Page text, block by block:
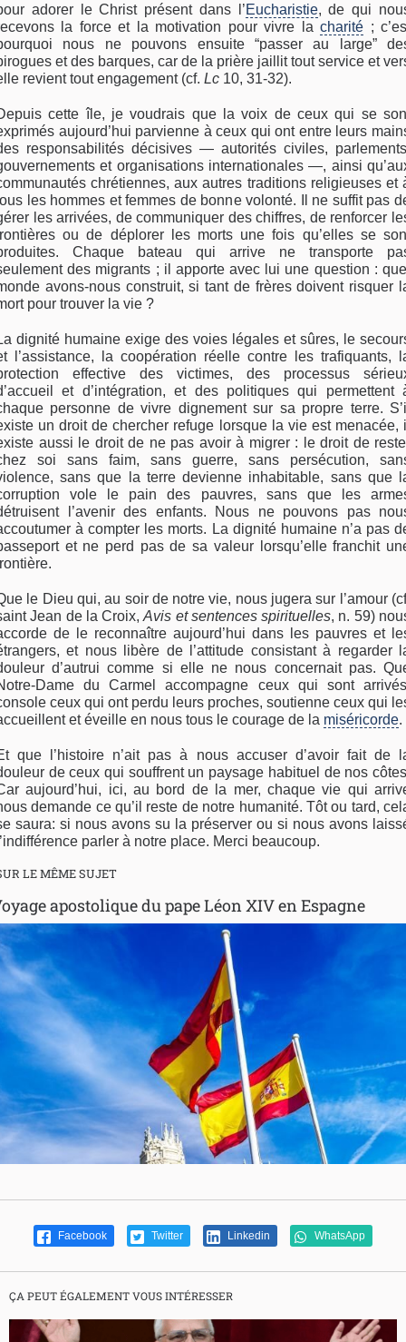
adorer le Christ présent dans l’Eucharistie, de qui
la force et la motivation pour vivre lacharité ;
nous ne pouvons ensuite “passer au large”
et des barques, car de la prière jaillit tout service et
revient tout engagement (cf. Lc 10, 31-32).
cette île, je voudrais que la voix de ceux qui se
aujourd’hui parvienne à ceux qui ont entre leurs
responsabilités décisives — autorités civiles,
et organisations internationales —, ainsi
chrétiennes, aux autres traditions religieuses et
les hommes et femmes de bonne volonté. Il ne suffit pas
les arrivées, de communiquer des chiffres, de renforcer
ou de déplorer les morts une fois qu’elles se
Chaque bateau qui arrive ne transporte
des migrants ; il apporte avec lui une question :
avons-nous construit, si tant de frères doivent risquer
pour trouver la vie ?
dignité humaine exige des voies légales et sûres, le
l’assistance, la coopération réelle contre les trafiquants,
effective des victimes, des processus
et d’intégration, et des politiques qui permettent
personne de vivre dignement sur sa propre terre.
un droit de chercher refuge lorsque la vie est menacée,
aussi le droit de ne pas avoir à migrer : le droit de
soi sans faim, sans guerre, sans persécution,
sans que la terre devienne inhabitable, sans que
vole le pain des pauvres, sans que les
l’avenir des enfants. Nous ne pouvons pas
à compter les morts. La dignité humaine n’a pas
et ne perd pas de sa valeur lorsqu’elle franchit
le Dieu qui, au soir de notre vie, nous jugera sur l’amour
Jean de la Croix,Avis et sentences spirituelles, n. 59)
de le reconnaître aujourd’hui dans les pauvres et
et nous libère de l’attitude consistant à regarder
d’autrui comme si elle ne nous concernait pas.
Dame du Carmel accompagne ceux qui sont
ceux qui ont perdu leurs proches, soutienne ceux qui
et éveille en nous tous le courage de la miséricorde.
que l’histoire n’ait pas à nous accuser d’avoir fait de
de ceux qui souffrent un paysage habituel de nos
aujourd’hui, ici, au bord de la mer, chaque vie qui
demande ce qu’il reste de notre humanité. Tôt ou tard,
saura: si nous avons su la préserver ou si nous avons
parler à notre place. Merci beaucoup.
LE MÊME SUJET
apostolique du pape Léon XIV en Espagne
Facebook Twitter Linkedin WhatsApp
ÇA PEUT ÉGALEMENT VOUS INTÉRESSER